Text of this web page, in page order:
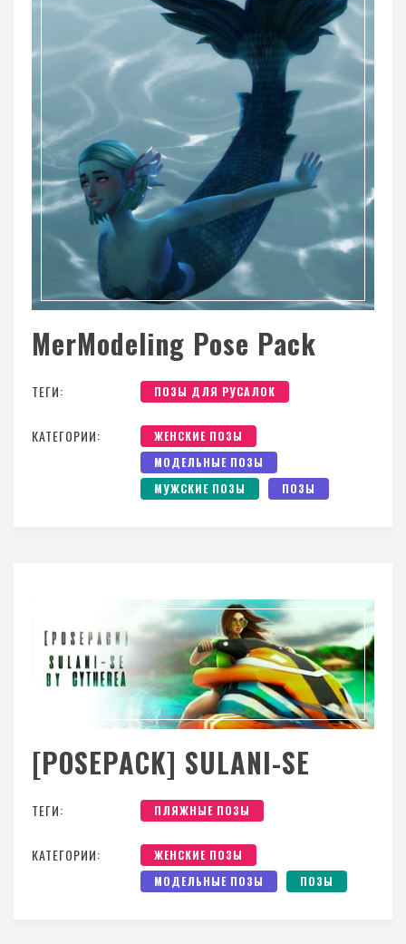
MerModeling Pose Pack
ТЕГИ: ПОЗЫ ДЛЯ РУСАЛОК
КАТЕГОРИИ:
ЖЕНСКИЕ ПОЗЫ
МОДЕЛЬНЫЕ ПОЗЫ
МУЖСКИЕ ПОЗЫ
ПОЗЫ
[POSEPACK] SULANI-SE
ТЕГИ: ПЛЯЖНЫЕ ПОЗЫ
КАТЕГОРИИ:
ЖЕНСКИЕ ПОЗЫ
МОДЕЛЬНЫЕ ПОЗЫ
ПОЗЫ